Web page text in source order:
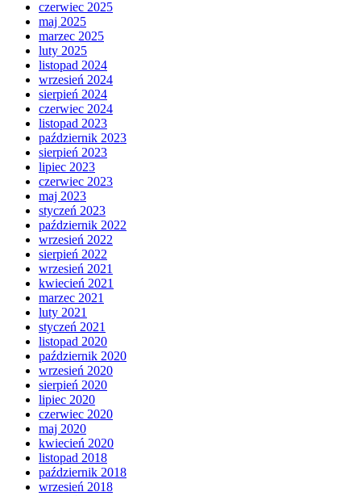
czerwiec 2025
maj 2025
marzec 2025
luty 2025
listopad 2024
wrzesień 2024
sierpień 2024
czerwiec 2024
listopad 2023
październik 2023
sierpień 2023
lipiec 2023
czerwiec 2023
maj 2023
styczeń 2023
październik 2022
wrzesień 2022
sierpień 2022
wrzesień 2021
kwiecień 2021
marzec 2021
luty 2021
styczeń 2021
listopad 2020
październik 2020
wrzesień 2020
sierpień 2020
lipiec 2020
czerwiec 2020
maj 2020
kwiecień 2020
listopad 2018
październik 2018
wrzesień 2018